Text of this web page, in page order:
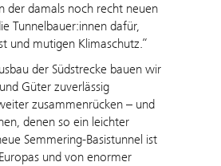
der damals noch recht neuen
Tunnelbauer:innen dafür,
und mutigen Klimaschutz.“
der Südstrecke bauen wir
Güter zuverlässig
zusammenrücken – und
denen so ein leichter
Semmering-Basistunnel ist
und von enormer